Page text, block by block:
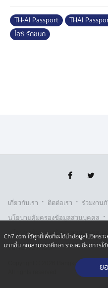
TH-AI Passport THAI
ไอซ์ รักชนก
เกี่ยวกับเรา · ติตต่อเรา · ร่วมงานกั
นโยบายคุ้มครองข้อมูลส่วนบุคคล ·
นโยบายคุ้มครองข้อมูลส่วนบุคคล (อ
รับเรื่องร้องเรียน
Copyright © 2026 Bangkok
Ch7.com ใช้คุกกี้เพื่อที่จะได้นำข้อมูลไปวิเคร
มากขึ้น คุณสามารถศึกษา รายละเอียดการใช้
ย